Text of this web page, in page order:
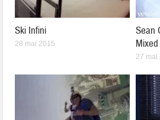
Ski Infini
28 mai 2015
Sean
27 mai